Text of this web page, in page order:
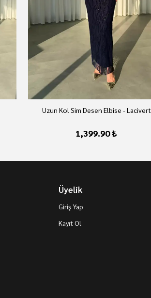
Uzun Kol Sim Desen Elbise - Lacivert
1,399.90 ₺
Üyelik
Giriş Yap
Kayıt Ol